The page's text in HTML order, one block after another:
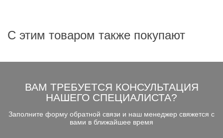
С этим товаром также покупают
ВАМ ТРЕБУЕТСЯ КОНСУЛЬТАЦИЯ
НАШЕГО СПЕЦИАЛИСТА?
Заполните форму обратной связи и наш менеджер свяжется с
вами в ближайшее время